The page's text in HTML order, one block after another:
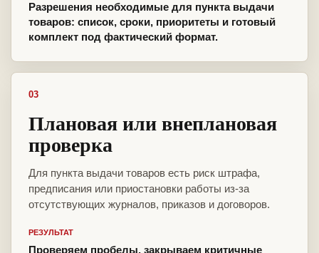
Разрешения необходимые для пункта выдачи
товаров: список, сроки, приоритеты и готовый
комплект под фактический формат.
03
Плановая или внеплановая
проверка
Для пункта выдачи товаров есть риск штрафа,
предписания или приостановки работы из-за
отсутствующих журналов, приказов и договоров.
РЕЗУЛЬТАТ
Проверяем пробелы, закрываем критичные